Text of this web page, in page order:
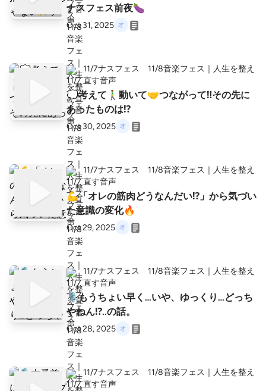
ナスフェス前夜🍆
Oct 31, 2025
11/7ナスフェス 11/8音楽フェス｜人生を整え
直す音声
💭考えて🚶‍♂️動いて🤝つながって‼️その先に
あったものは⁉️
Oct 30, 2025
11/7ナスフェス 11/8音楽フェス｜人生を整え
直す音声
💪「オレの筋肉どうなんだい⁉️」から気づい
た意識の変化🔥
Oct 29, 2025
11/7ナスフェス 11/8音楽フェス｜人生を整え
直す音声
🎙️もうちょい早く…いや、ゆっくり…どっち
やねん⁉️..の話。
Oct 28, 2025
11/7ナスフェス 11/8音楽フェス｜人生を整え
直す音声